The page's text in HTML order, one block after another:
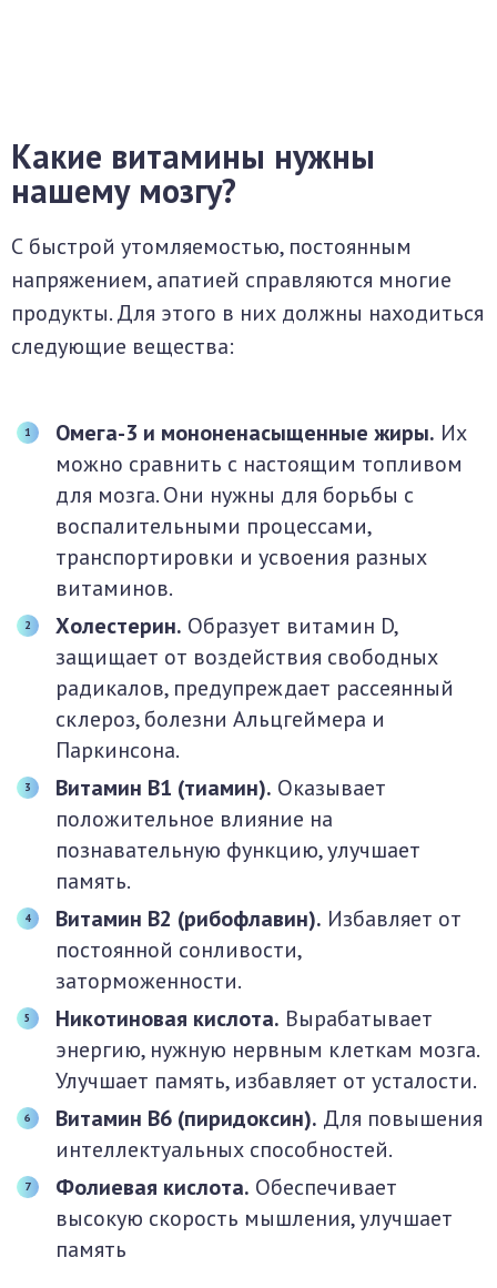
Какие витамины нужны
нашему мозгу?
С быстрой утомляемостью, постоянным
напряжением, апатией справляются многие
продукты. Для этого в них должны находиться
следующие вещества:
Омега-3 и мононенасыщенные жиры. Их
можно сравнить с настоящим топливом
для мозга. Они нужны для борьбы с
воспалительными процессами,
транспортировки и усвоения разных
витаминов.
Холестерин. Образует витамин D,
защищает от воздействия свободных
радикалов, предупреждает рассеянный
склероз, болезни Альцгеймера и
Паркинсона.
Витамин В1 (тиамин). Оказывает
положительное влияние на
познавательную функцию, улучшает
память.
Витамин В2 (рибофлавин). Избавляет от
постоянной сонливости,
заторможенности.
Никотиновая кислота. Вырабатывает
энергию, нужную нервным клеткам мозга.
Улучшает память, избавляет от усталости.
Витамин В6 (пиридоксин). Для повышения
интеллектуальных способностей.
Фолиевая кислота. Обеспечивает
высокую скорость мышления, улучшает
память